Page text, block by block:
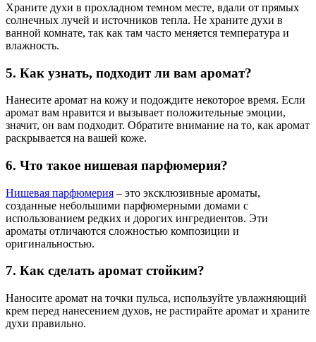
Храните духи в прохладном темном месте, вдали от прямых
солнечных лучей и источников тепла. Не храните духи в
ванной комнате, так как там часто меняется температура и
влажность.
5. Как узнать, подходит ли вам аромат?
Нанесите аромат на кожу и подождите некоторое время. Если
аромат вам нравится и вызывает положительные эмоции,
значит, он вам подходит. Обратите внимание на то, как аромат
раскрывается на вашей коже.
6. Что такое нишевая парфюмерия?
Нишевая парфюмерия – это эксклюзивные ароматы,
созданные небольшими парфюмерными домами с
использованием редких и дорогих ингредиентов. Эти
ароматы отличаются сложностью композиции и
оригинальностью.
7. Как сделать аромат стойким?
Наносите аромат на точки пульса, используйте увлажняющий
крем перед нанесением духов, не растирайте аромат и храните
духи правильно.